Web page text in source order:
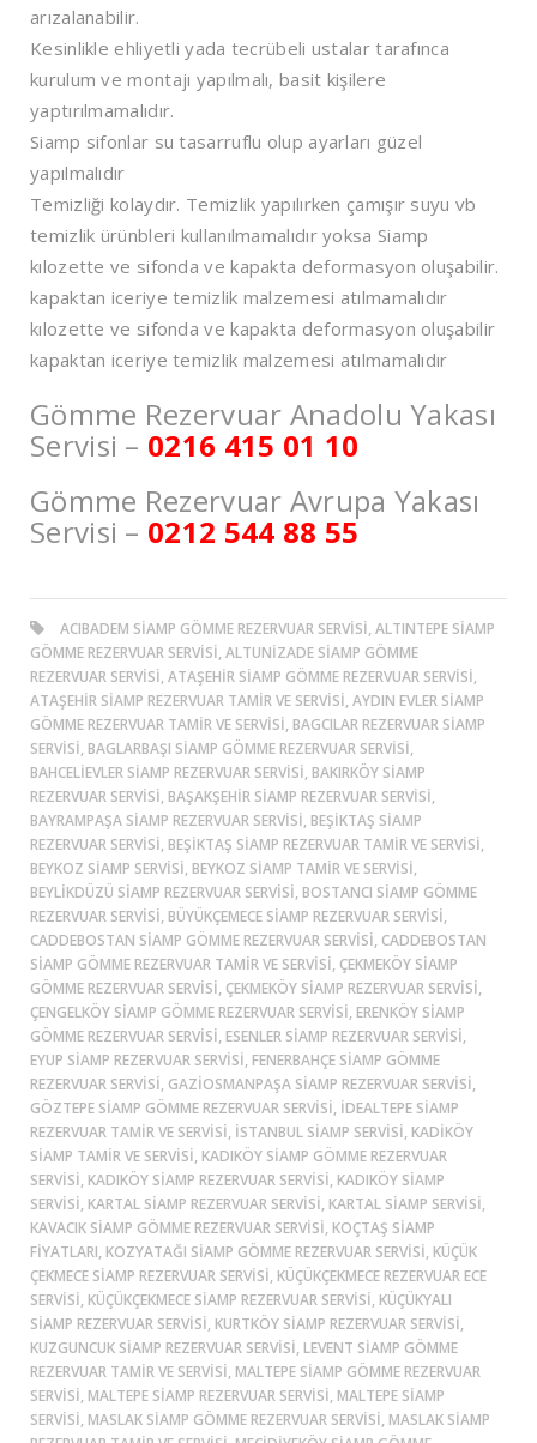
arızalanabilir.
Kesinlikle ehliyetli yada tecrübeli ustalar tarafınca
kurulum ve montajı yapılmalı, basit kişilere
yaptırılmamalıdır.
Siamp sifonlar su tasarruflu olup ayarları güzel
yapılmalıdır
Temizliği kolaydır. Temizlik yapılırken çamışır suyu vb
temizlik ürünbleri kullanılmamalıdır yoksa Siamp
kılozette ve sifonda ve kapakta deformasyon oluşabilir.
kapaktan iceriye temizlik malzemesi atılmamalıdır
kılozette ve sifonda ve kapakta deformasyon oluşabilir
kapaktan iceriye temizlik malzemesi atılmamalıdır
Gömme Rezervuar Anadolu Yakası
Servisi – 0216 415 01 10
Gömme Rezervuar Avrupa Yakası
Servisi – 0212 544 88 55
ACIBADEM SIAMP GÖMME REZERVUAR SERVISI, ALTINTEPE SIAMP
GÖMME REZERVUAR SERVISI, ALTUNİZADE SIAMP GÖMME
REZERVUAR SERVISI, ATAŞEHIR SIAMP GÖMME REZERVUAR SERVISI,
ATAŞEHIR SIAMP REZERVUAR TAMIR VE SERVISI, AYDIN EVLER SIAMP
GÖMME REZERVUAR TAMIR VE SERVISI, BAGCILAR REZERVUAR SIAMP
SERVISI, BAGLARBAŞI SIAMP GÖMME REZERVUAR SERVISI,
BAHCELIEVLER SIAMP REZERVUAR SERVISI, BAKIRKÖY SIAMP
REZERVUAR SERVISI, BAŞAKŞEHIR SIAMP REZERVUAR SERVISI,
BAYRAMPAŞA SIAMP REZERVUAR SERVISI, BEŞİKTAŞ SIAMP
REZERVUAR SERVISI, BEŞİKTAŞ SIAMP REZERVUAR TAMIR VE SERVISI,
BEYKOZ SIAMP SERVISI, BEYKOZ SIAMP TAMIR VE SERVISI,
BEYLIKDÜZÜ SIAMP REZERVUAR SERVISI, BOSTANCI SIAMP GÖMME
REZERVUAR SERVISI, BÜYÜKÇEMECE SIAMP REZERVUAR SERVISI,
CADDEBOSTAN SIAMP GÖMME REZERVUAR SERVISI, CADDEBOSTAN
SIAMP GÖMME REZERVUAR TAMIR VE SERVISI, ÇEKMEKÖY SIAMP
GÖMME REZERVUAR SERVISI, ÇEKMEKÖY SIAMP REZERVUAR SERVISI,
ÇENGELKÖY SIAMP GÖMME REZERVUAR SERVISI, ERENKÖY SIAMP
GÖMME REZERVUAR SERVISI, ESENLER SIAMP REZERVUAR SERVISI,
EYUP SIAMP REZERVUAR SERVISI, FENERBAHÇE SIAMP GÖMME
REZERVUAR SERVISI, GAZIOSMANPAŞA SIAMP REZERVUAR SERVISI,
GÖZTEPE SIAMP GÖMME REZERVUAR SERVISI, İDEALTEPE SIAMP
REZERVUAR TAMIR VE SERVISI, ISTANBUL SIAMP SERVISI, KADİKÖY
SIAMP TAMIR VE SERVISI, KADIKÖY SIAMP GÖMME REZERVUAR
SERVISI, KADIKÖY SIAMP REZERVUAR SERVISI, KADIKÖY SIAMP
SERVISI, KARTAL SIAMP REZERVUAR SERVISI, KARTAL SIAMP SERVISI,
KAVACIK SIAMP GÖMME REZERVUAR SERVISI, KOÇTAŞ SIAMP
FIYATLARI, KOZYATAĞI SIAMP GÖMME REZERVUAR SERVISI, KÜÇÜK
ÇEKMECE SIAMP REZERVUAR SERVISI, KÜÇÜKÇEKMECE REZERVUAR ECE
SERVISI, KÜÇÜKÇEKMECE SIAMP REZERVUAR SERVISI, KÜÇÜKYALI
SIAMP REZERVUAR SERVISI, KURTKÖY SIAMP REZERVUAR SERVISI,
KUZGUNCUK SIAMP REZERVUAR SERVISI, LEVENT SIAMP GÖMME
REZERVUAR TAMIR VE SERVISI, MALTEPE SIAMP GÖMME REZERVUAR
SERVISI, MALTEPE SIAMP REZERVUAR SERVISI, MALTEPE SIAMP
SERVISI, MASLAK SIAMP GÖMME REZERVUAR SERVISI, MASLAK SIAMP